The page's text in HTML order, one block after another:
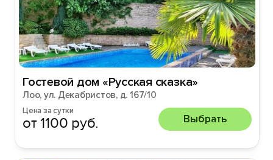
Гостевой дом «Русская сказка»
Лоо, ул. Декабристов, д. 167/10
Цена за сутки
от 1100 руб. Выбрать